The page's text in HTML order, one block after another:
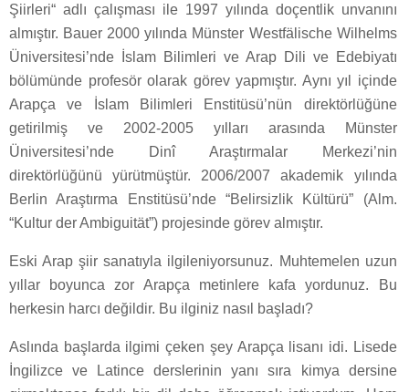
Şiirleri“ adlı çalışması ile 1997 yılında doçentlik unvanını
almıştır. Bauer 2000 yılında Münster Westfälische Wilhelms
Üniversitesi’nde İslam Bilimleri ve Arap Dili ve Edebiyatı
bölümünde profesör olarak görev yapmıştır. Aynı yıl içinde
Arapça ve İslam Bilimleri Enstitüsü’nün direktörlüğüne
getirilmiş ve 2002-2005 yılları arasında Münster
Üniversitesi’nde Dinî Araştırmalar Merkezi’nin
direktörlüğünü yürütmüştür. 2006/2007 akademik yılında
Berlin Araştırma Enstitüsü’nde “Belirsizlik Kültürü” (Alm.
“Kultur der Ambiguität”) projesinde görev almıştır.
Eski Arap şiir sanatıyla ilgileniyorsunuz. Muhtemelen uzun
yıllar boyunca zor Arapça metinlere kafa yordunuz. Bu
herkesin harcı değildir. Bu ilginiz nasıl başladı?
Aslında başlarda ilgimi çeken şey Arapça lisanı idi. Lisede
İngilizce ve Latince derslerinin yanı sıra kimya dersine